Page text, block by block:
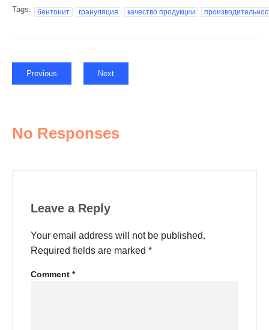
Tags: бентонит грануляция качество продукции
Previous Next
No Responses
Leave a Reply
Your email address will not be published.
Required fields are marked *
Comment *